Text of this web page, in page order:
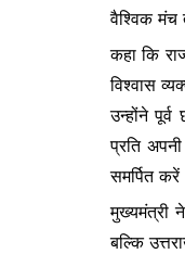
वैश्विक मंच
कहा कि
विश्वास
उन्होंने
प्रति
समर्पित
मुख्यमंत्री
बल्कि